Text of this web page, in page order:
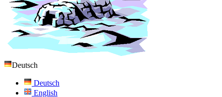
Deutsch
Deutsch
English